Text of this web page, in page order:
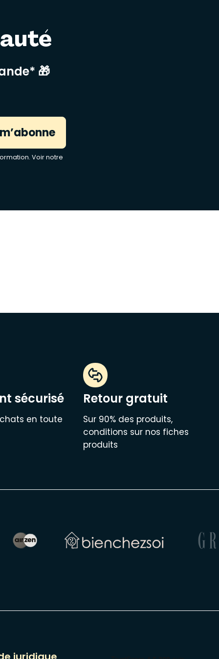
🎁
Voir notre
sécurisé
en toute
Retour gratuit
Sur 90% des produits,
conditions sur nos fiches
produits